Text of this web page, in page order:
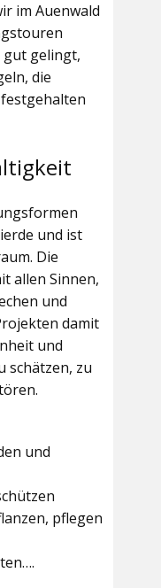
im Auenwald
gut gelingt,
die
und ist
Die
allen Sinnen,
und
damit
und
schätzen, zu
und
pflegen